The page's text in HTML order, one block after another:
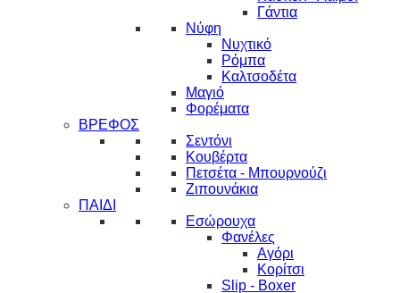
Γάντια
Νύφη
Νυχτικό
Ρόμπα
Καλτσοδέτα
Μαγιό
Φορέματα
ΒΡΕΦΟΣ
Σεντόνι
Κουβέρτα
Πετσέτα - Μπουρνούζι
Ζιπουνάκια
ΠΑΙΔΙ
Εσώρουχα
Φανέλες
Αγόρι
Κορίτσι
Slip - Boxer